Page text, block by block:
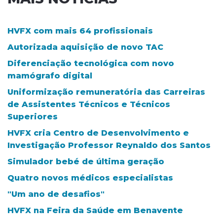
HVFX com mais 64 profissionais
Autorizada aquisição de novo TAC
Diferenciação tecnológica com novo
mamógrafo digital
Uniformização remuneratória das Carreiras
de Assistentes Técnicos e Técnicos
Superiores
HVFX cria Centro de Desenvolvimento e
Investigação Professor Reynaldo dos Santos
Simulador bebé de última geração
Quatro novos médicos especialistas
"Um ano de desafios"
HVFX na Feira da Saúde em Benavente